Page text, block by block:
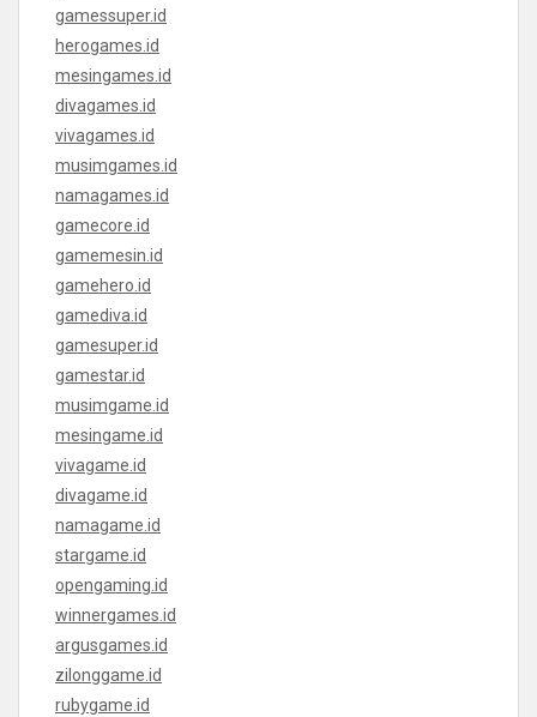
gamessuper.id
herogames.id
mesingames.id
divagames.id
vivagames.id
musimgames.id
namagames.id
gamecore.id
gamemesin.id
gamehero.id
gamediva.id
gamesuper.id
gamestar.id
musimgame.id
mesingame.id
vivagame.id
divagame.id
namagame.id
stargame.id
opengaming.id
winnergames.id
argusgames.id
zilonggame.id
rubygame.id